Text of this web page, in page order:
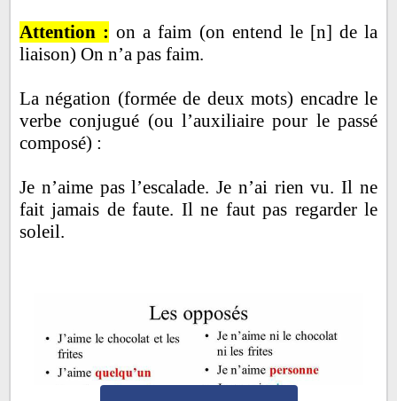
Attention : on a faim (on entend le [n] de la
liaison) On n’a pas faim.
La négation (formée de deux mots) encadre le
verbe conjugué (ou l’auxiliaire pour le passé
composé) :
Je n’aime pas l’escalade. Je n’ai rien vu. Il ne
fait jamais de faute. Il ne faut pas regarder le
soleil.